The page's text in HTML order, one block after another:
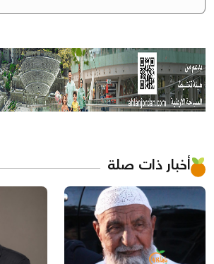
أخبار ذات صلة